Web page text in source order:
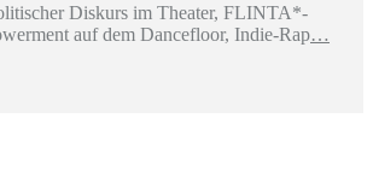
Diskurs im Theater, FLINTA*-
auf dem Dancefloor, Indie-Rap…